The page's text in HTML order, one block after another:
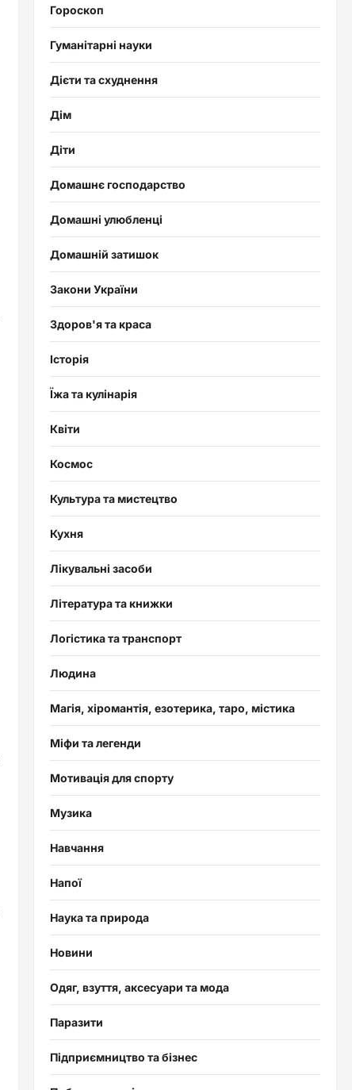
Гороскоп
Гуманітарні науки
Дієти та схуднення
Дім
Діти
Домашнє господарство
Домашні улюбленці
Домашній затишок
Закони України
Здоров'я та краса
Історія
Їжа та кулінарія
Квіти
Космос
Культура та мистецтво
Кухня
Лікувальні засоби
Література та книжки
Логістика та транспорт
Людина
Магія, хіромантія, езотерика, таро, містика
Міфи та легенди
Мотивація для спорту
Музика
Навчання
Напої
Наука та природа
Новини
Одяг, взуття, аксесуари та мода
Паразити
Підприємництво та бізнес